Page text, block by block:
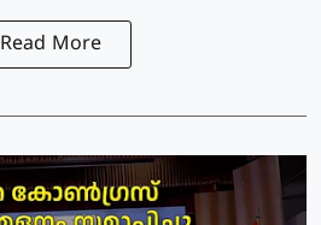
Read More